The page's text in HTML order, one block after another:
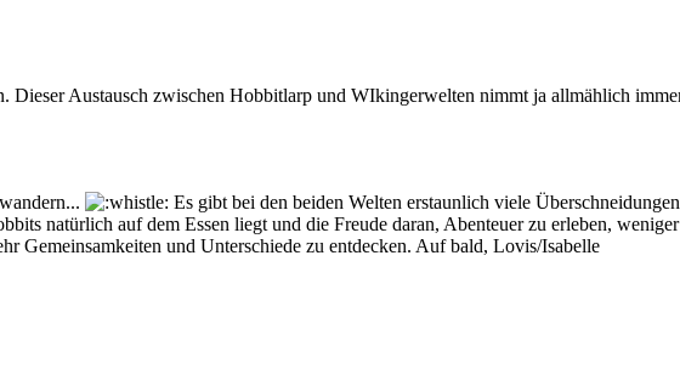
Dieser Austausch zwischen Hobbitlarp und WIkingerwelten nimmt ja allmählich
Es gibt bei den beiden Welten erstaunlich viele
natürlich auf dem Essen liegt und die Freude daran, Abenteuer zu erleben,
Gemeinsamkeiten und Unterschiede zu entdecken. Auf bald, Lovis/Isabelle